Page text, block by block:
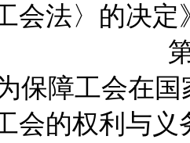
会法〉的决
保障工会在
会的权利与